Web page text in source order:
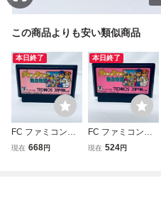
この商品よりも安い類似商品
本日終了
FC ファミコンソ
フト ダウンタウン
現在 668円
本日終了
FC ファミコンソ
フト ダウンタウン
現在 524円